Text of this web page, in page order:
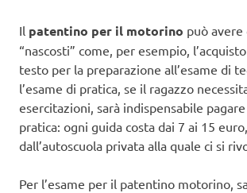
Il patentino per il motorino può avere
“nascosti” come, per esempio,
testo per la preparazione all’esame di
l’esame di pratica, se il ragazzo
esercitazioni, sarà indispensabile
pratica: ogni guida costa dai 7 ai 15
dall’autoscuola privata alla quale ci si
Per l’esame per il patentino motorino,